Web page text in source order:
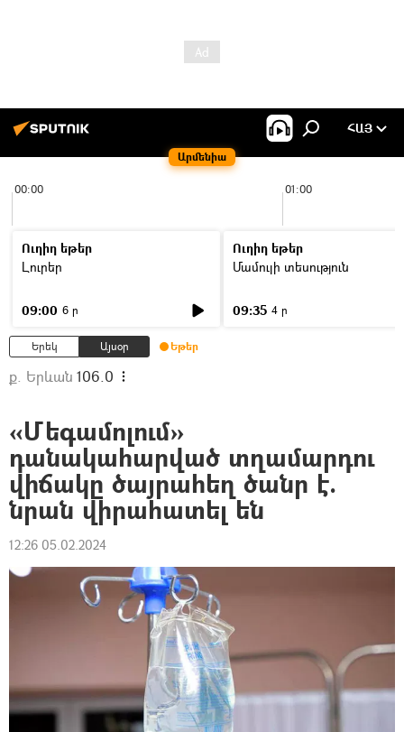
Արմենիա
ՀԱՅ
00:00 01:00
Ուղիղ եթեր
Լուրեր
09:00 6 ր
Ուղիղ եթեր
Մամուլի տեսություն
09:35 4 ր
Երեկ Այսօր Եթեր
ք. Երևան 106.0
«Մեգամոլում»
դանակահարված տղամարդու
վիճակը ծայրահեղ ծանր է.
նրան վիրահատել են
12:26 05.02.2024